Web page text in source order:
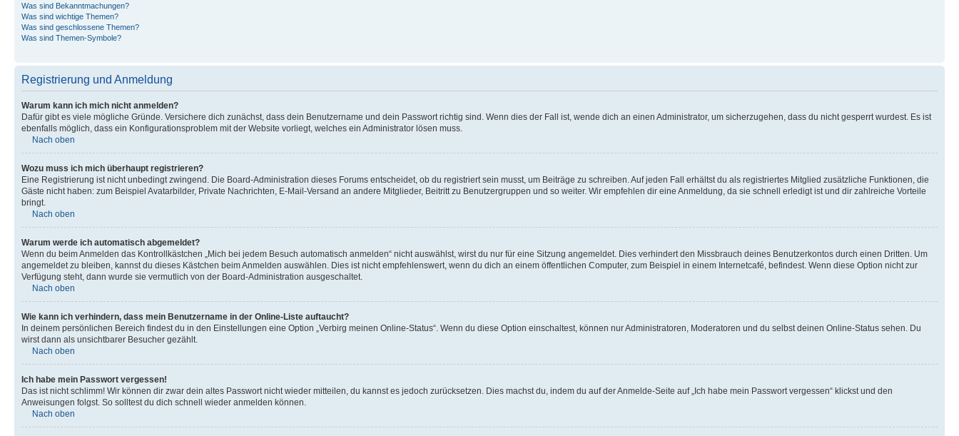
Was sind Bekanntmachungen?
Was sind wichtige Themen?
Was sind geschlossene Themen?
Was sind Themen-Symbole?
Registrierung und Anmeldung
Warum kann ich mich nicht anmelden?
Dafür gibt es viele mögliche Gründe. Versichere dich zunächst, dass dein Benutzername und dein Passwort richtig sind. Wenn dies der Fall ist, wende dich an einen Administrator, um sicherzugehen, dass du nicht gesperrt wurdest. Es ist
ebenfalls möglich, dass ein Konfigurationsproblem mit der Website vorliegt, welches ein Administrator lösen muss.
Nach oben
Wozu muss ich mich überhaupt registrieren?
Eine Registrierung ist nicht unbedingt zwingend. Die Board-Administration dieses Forums entscheidet, ob du registriert sein musst, um Beiträge zu schreiben. Auf jeden Fall erhältst du als registriertes Mitglied zusätzliche Funktionen, die
Gäste nicht haben: zum Beispiel Avatarbilder, Private Nachrichten, E-Mail-Versand an andere Mitglieder, Beitritt zu Benutzergruppen und so weiter. Wir empfehlen dir eine Anmeldung, da sie schnell erledigt ist und dir zahlreiche Vorteile
bringt.
Nach oben
Warum werde ich automatisch abgemeldet?
Wenn du beim Anmelden das Kontrollkästchen „Mich bei jedem Besuch automatisch anmelden“ nicht auswählst, wirst du nur für eine Sitzung angemeldet. Dies verhindert den Missbrauch deines Benutzerkontos durch einen Dritten. Um
angemeldet zu bleiben, kannst du dieses Kästchen beim Anmelden auswählen. Dies ist nicht empfehlenswert, wenn du dich an einem öffentlichen Computer, zum Beispiel in einem Internetcafé, befindest. Wenn diese Option nicht zur
Verfügung steht, dann wurde sie vermutlich von der Board-Administration ausgeschaltet.
Nach oben
Wie kann ich verhindern, dass mein Benutzername in der Online-Liste auftaucht?
In deinem persönlichen Bereich findest du in den Einstellungen eine Option „Verbirg meinen Online-Status“. Wenn du diese Option einschaltest, können nur Administratoren, Moderatoren und du selbst deinen Online-Status sehen. Du
wirst dann als unsichtbarer Besucher gezählt.
Nach oben
Ich habe mein Passwort vergessen!
Das ist nicht schlimm! Wir können dir zwar dein altes Passwort nicht wieder mitteilen, du kannst es jedoch zurücksetzen. Dies machst du, indem du auf der Anmelde-Seite auf „Ich habe mein Passwort vergessen“ klickst und den
Anweisungen folgst. So solltest du dich schnell wieder anmelden können.
Nach oben